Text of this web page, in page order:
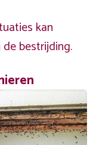
kan
bestrijding.